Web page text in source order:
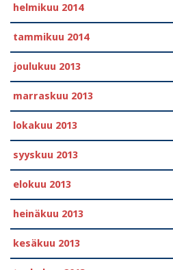
helmikuu 2014
tammikuu 2014
joulukuu 2013
marraskuu 2013
lokakuu 2013
syyskuu 2013
elokuu 2013
heinäkuu 2013
kesäkuu 2013